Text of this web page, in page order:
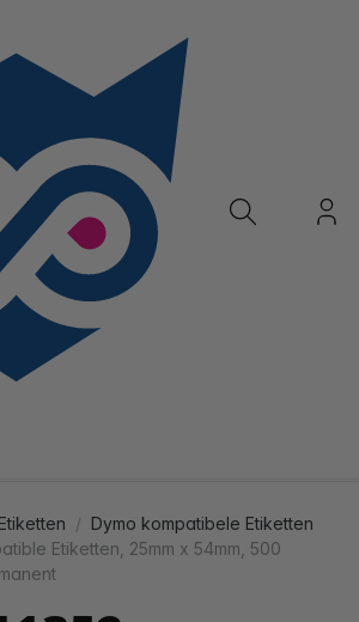
Dymo kompatibele Etiketten
Etiketten, 25mm x 54mm, 500